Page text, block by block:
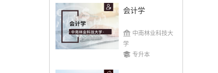
会计学
中南林业科技大
学
专升本